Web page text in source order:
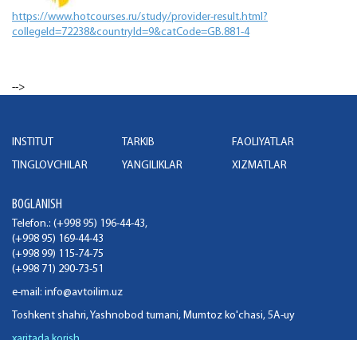
https://www.hotcourses.ru/study/provider-result.html?
collegeId=72238&countryId=9&catCode=GB.881-4
-->
INSTITUT TARKIB
FAOLIYATLAR
TINGLOVCHILAR
YANGILIKLAR XIZMATLAR
BOGLANISH
Telefon.: (+998 95) 196-44-43,
(+998 95) 169-44-43
(+998 99) 115-74-75
(+998 71) 290-73-51
e-mail: info@avtoilim.uz
Toshkent shahri, Yashnobod tumani, Mumtoz ko'chasi, 5A-uy